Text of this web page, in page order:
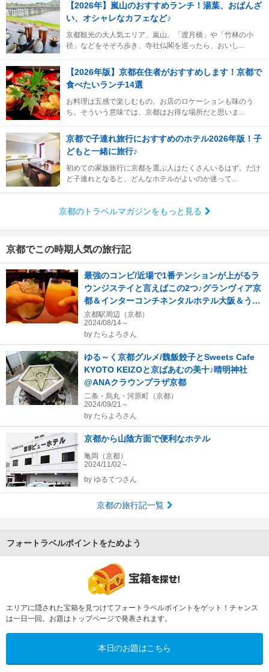
【2026年】嵐山のおすすめランチ！湯葉、おばんざ
い、オシャレなカフェなど♪
京都観光の大人気エリア、嵐山。「渡月橋」や「竹林の小
径」などをそぞろ歩き、寺社仏閣を巡ったら、おいし...
【2026年版】京都在住者がおすすめします！京都で
食べたいランチ14選
お料理は五感で楽しむもの。お店のロケーションも味のう
ち。そういう意味では、京都はお得な場所だと思いま...
京都で子連れ旅行におすすめのホテル2026年版！子
どもと一緒に旅行♪
初めての家族旅行に京都を選ぶ人はたくさんいるはず。だけ
ど子連れとなると、どんなホテルがよいのか迷って...
京都のトラベルマガジンをもっと見る
京都でこの時期人気の旅行記
最強のコンビ/近場で1番テンションが上がるラ
ウンジステイと言えばこの2つ♪グランヴィア京
都＆インターコンチネンタルホテル大阪＆うな
富士ランチ
京都駅周辺（京都）
2024/08/14～
by たらよろさん
ゆる～く京都グルメ/魏飯餃子とSweets Cafe
KYOTO KEIZOと京ばあむの美十♪晴明神社
@ANAクラウンプラザ京都
二条・烏丸・河原町（京都）
2024/09/21～
by たらよろさん
京都から山陰方面で便利なホテル
亀岡（京都）
2024/11/02～
by ゆるてつさん
京都の旅行記一覧
フォートラベルポイントをためよう
エリアに隠された宝箱を見つけてフォートラベルポイントをゲット！チャンス
は一日一回。お題はトップページで発表されます。
本日のお題はこちら